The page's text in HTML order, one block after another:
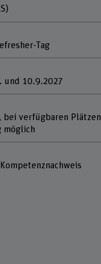
Tag
und 10.9.2027
bei verfügbaren Plätzen
möglich